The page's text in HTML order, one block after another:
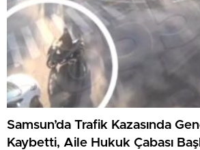
Samsun’da Trafik Kazasında
Kaybetti, Aile Hukuk Çabası